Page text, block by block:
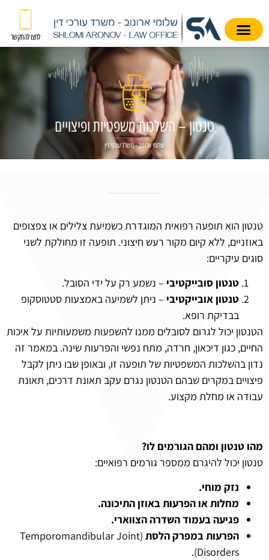
לחצו להתקשר
טנטון – השלכות משפטיות ופיצויים
שלומי ארונוב - משרד עורכי דין
טנטון הוא תופעה רפואית המוגדרת כשמיעת צלילים או צפצופים
באוזניים, ללא קיום מקור רעש חיצוני. תופעה זו מחולקת לשני
סוגים עיקריים:
טנטון סובייקטיבי – נשמע רק על ידי הסובל.
טנטון אובייקטיבי – ניתן לשמיעה באמצעות סטטוסקופ
בבדיקת רופא.
הטנטון יכול לגרום לסובלים ממנו להשפעות משמעותיות על איכות
החיים, כגון דיכאון, חרדה, מתח נפשי והפרעות שינה. במאמר זה
נדון בהשלכות המשפטיות של תופעה זו, ובאופן שבו ניתן לקבל
פיצויים במקרים שבהם הטנטון נגרם עקב תאונת דרכים, תאונת
עבודה או מחלת מקצוע.
מהו טנטון ומהם הגורמים לו?
טנטון יכול להיגרם ממספר גורמים רפואיים:
נזק מוחי.
מחלות או הפרעות באוזן התיכונה.
פגיעה בעמוד השדרה הצווארי.
הפרעות במפרק הלסת (Temporomandibular Joint
Disorders).